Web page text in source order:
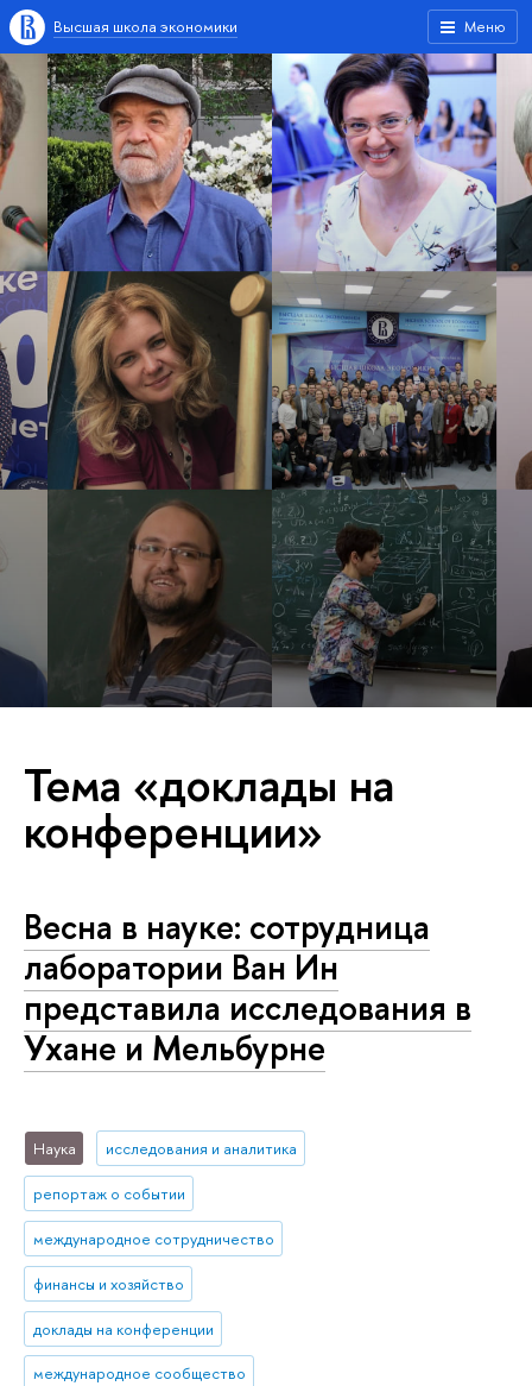
Меню
Высшая школа экономики
Тема «доклады на
конференции»
Весна в науке: сотрудница
лаборатории Ван Ин
представила исследования в
Ухане и Мельбурне
Наука исследования и аналитика
репортаж о событии
международное сотрудничество
финансы и хозяйство
доклады на конференции
международное сообщество